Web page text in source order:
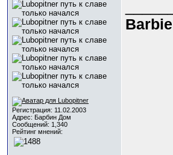
Регистрация: 11.02.2003
Адрес: Барбин Дом
Сообщений: 1,340
Рейтинг мнений: